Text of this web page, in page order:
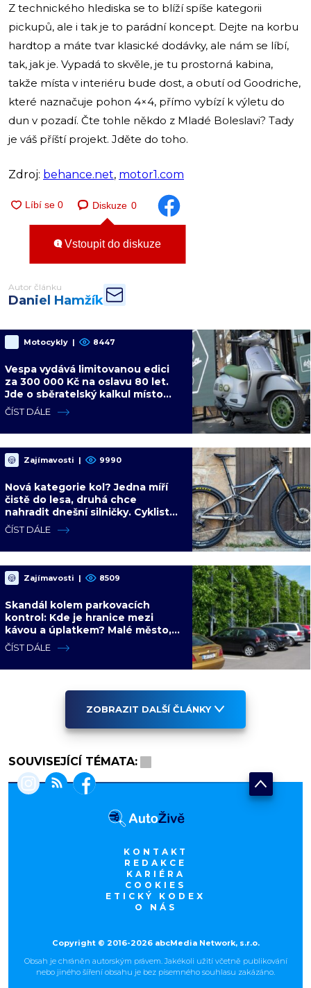
Z technického hlediska se to blíží spíše kategorii
pickupů, ale i tak je to parádní koncept. Dejte na korbu
hardtop a máte tvar klasické dodávky, ale nám se líbí,
tak, jak je. Vypadá to skvěle, je tu prostorná kabina,
takže místa v interiéru bude dost, a obutí od Goodriche,
které naznačuje pohon 4×4, přímo vybízí k výletu do
dun v pozadí. Čte tohle někdo z Mladé Boleslavi? Tady
je váš příští projekt. Jděte do toho.
Zdroj: behance.net, motor1.com
Diskuze 0
Vstoupit do diskuze
Autor článku
Daniel Hamžík
Motocykly | 8447
Vespa vydává limitovanou edici
za 300 000 Kč na oslavu 80 let.
Jde o sběratelský kalkul místo
jízdního upgradu
ČÍST DÁLE
Zajímavosti | 9990
Nová kategorie kol? Jedna míří
čistě do lesa, druhá chce
nahradit dnešní silničky. Cyklisté
mají rozporuplné názory
ČÍST DÁLE
Zajímavosti | 8509
Skandál kolem parkovacích
kontrol: Kde je hranice mezi
kávou a úplatkem? Malé město,
malá výhoda, velký problém
ČÍST DÁLE
ZOBRAZIT DALŠÍ ČLÁNKY
SOUVISEJÍCÍ TÉMATA:
KONTAKT
REDAKCE
KARIÉRA
COOKIES
ETICKÝ KODEX
O NÁS
Copyright © 2016-2026 abcMedia Network, s.r.o.
Obsah je chráněn autorským právem. Jakékoli užití včetně publikování
nebo jiného šíření obsahu je bez písemného souhlasu zakázáno.